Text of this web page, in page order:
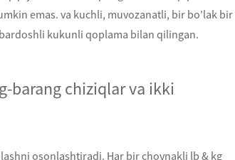
emas. va kuchli, muvozanatli, bir bo'lak
kukunli qoplama bilan qilingan.
barang chiziqlar va ikki
osonlashtiradi. Har bir choynakli lb & kg